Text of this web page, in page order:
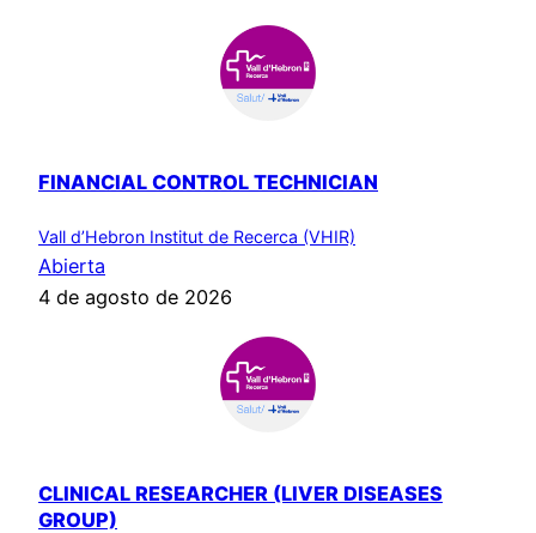
FINANCIAL CONTROL TECHNICIAN
Vall d’Hebron Institut de Recerca (VHIR)
Abierta
4 de agosto de 2026
CLINICAL RESEARCHER (LIVER DISEASES
GROUP)